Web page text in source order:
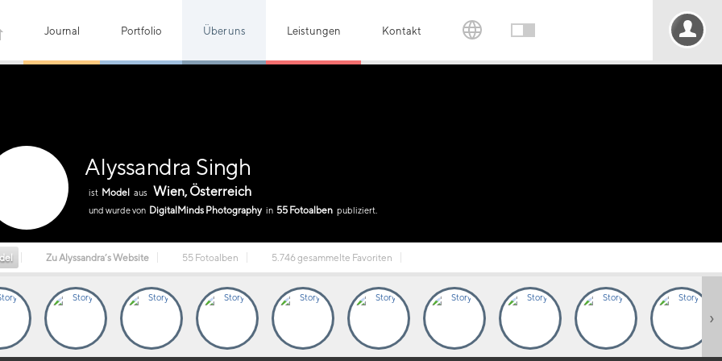
Journal Portfolio Über uns Leistungen Kontakt
Alyssandra Singh
ist Model aus Wien, Österreich
und wurde von DigitalMinds Photography in 55 Fotoalben publiziert.
Zu Alyssandra’s Website 55 Fotoalben 5.746 gesammelte Favoriten
›